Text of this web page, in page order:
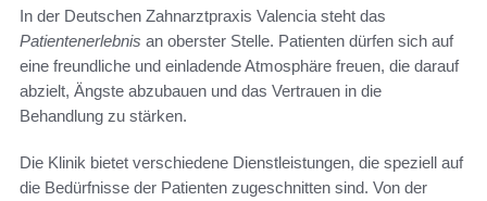
In der Deutschen Zahnarztpraxis Valencia steht das
Patientenerlebnis an oberster Stelle. Patienten dürfen sich auf
eine freundliche und einladende Atmosphäre freuen, die darauf
abzielt, Ängste abzubauen und das Vertrauen in die
Behandlung zu stärken.
Die Klinik bietet verschiedene Dienstleistungen, die speziell auf
die Bedürfnisse der Patienten zugeschnitten sind. Von der